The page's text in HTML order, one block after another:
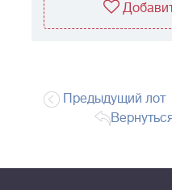
Предыдущий лот